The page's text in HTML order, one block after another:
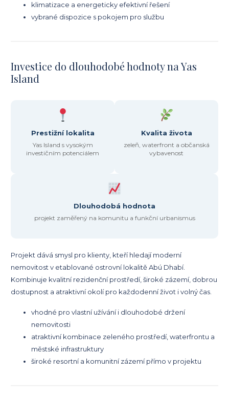
klimatizace a energeticky efektivní řešení
vybrané dispozice s pokojem pro službu
Investice do dlouhodobé hodnoty na Yas
Island
Prestižní lokalita
Yas Island s vysokým
investičním potenciálem
Kvalita života
zeleň, waterfront a občanská
vybavenost
Dlouhodobá hodnota
projekt zaměřený na komunitu a funkční urbanismus
Projekt dává smysl pro klienty, kteří hledají moderní
nemovitost v etablované ostrovní lokalitě Abú Dhabí.
Kombinuje kvalitní rezidenční prostředí, široké zázemí, dobrou
dostupnost a atraktivní okolí pro každodenní život i volný čas.
vhodné pro vlastní užívání i dlouhodobé držení
nemovitosti
atraktivní kombinace zeleného prostředí, waterfrontu a
městské infrastruktury
široké resortní a komunitní zázemí přímo v projektu